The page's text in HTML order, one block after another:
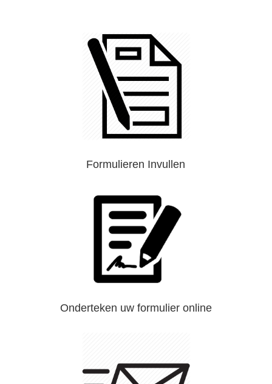
Formulieren Invullen
Onderteken uw formulier online